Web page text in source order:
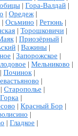
| Гора-Валдай |
| Оредеж|
| Осьмино | Ретюнь |
| Торошковичи |
| Приозёрный |
| Важины |
| Запорожское |
| Мельниково |
| Починок|
|
| Старополье |
Горка |
| Красный Бор |
|
| Гладкое |